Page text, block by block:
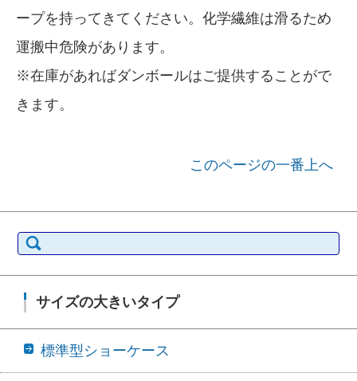
ープを持ってきてください。化学繊維は滑るため
運搬中危険があります。
※在庫があればダンボールはご提供することがで
きます。
このページの一番上へ
検索:
サイズの大きいタイプ
標準型ショーケース